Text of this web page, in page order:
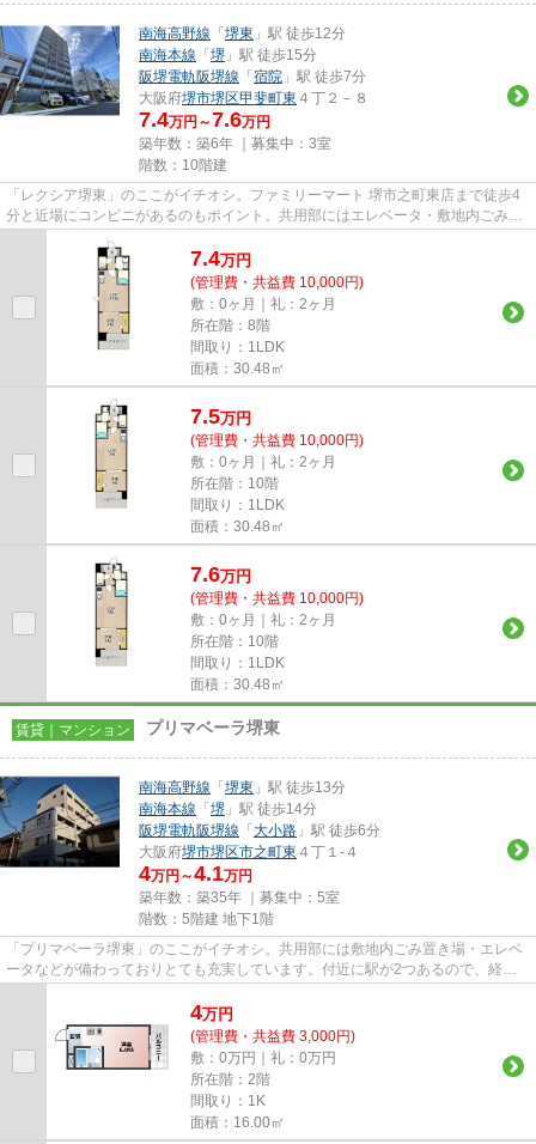
南海高野線 「 堺東 」駅 徒歩12分
南海本線 「 堺 」駅 徒歩15分
阪堺電軌阪堺線 「 宿院 」駅 徒歩7分
大阪府堺市堺区甲斐町東 ４丁２－８
7.4万円～7.6万円
築年数：築6年 ｜募集中： 3室
階数：10階建
「レクシア堺東」のここがイチオシ。ファミリーマート 堺市之町東店まで徒歩4
分と近場にコンビニがあるのもポイント。共用部にはエレベータ・敷地内ごみ置
7.4万円
(管理費・共益費 10,000円)
敷：0ヶ月｜礼：2ヶ月
所在階：8階
間取り：1LDK
面積：30.48㎡
7.5万円
(管理費・共益費 10,000円)
敷：0ヶ月｜礼：2ヶ月
所在階：10階
間取り：1LDK
面積：30.48㎡
7.6万円
(管理費・共益費 10,000円)
敷：0ヶ月｜礼：2ヶ月
所在階：10階
間取り：1LDK
面積：30.48㎡
賃貸｜マンション プリマベーラ堺東
南海高野線 「 堺東 」駅 徒歩13分
南海本線 「 堺 」駅 徒歩14分
阪堺電軌阪堺線 「 大小路 」駅 徒歩6分
大阪府堺市堺区市之町東 ４丁１-４
4万円～4.1万円
築年数：築35年 ｜募集中： 5室
階数：5階建 地下1階
「プリマベーラ堺東」のここがイチオシ。共用部には敷地内ごみ置き場・エレベ
ータなどが備わっておりとても充実しています。付近に駅が2つあるので、経路
4万円
(管理費・共益費 3,000円)
敷：0万円｜礼：0万円
所在階：2階
間取り：1K
面積：16.00㎡